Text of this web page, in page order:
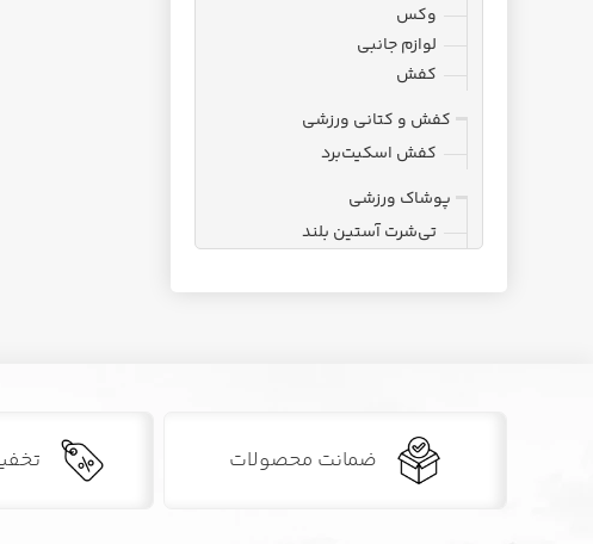
وکس
لوازم جانبی
کفش
کفش و کتانی ورزشی
کفش اسکیت‌برد
پوشاک ورزشی
تی‌شرت آستین بلند
ضمانت محصولات